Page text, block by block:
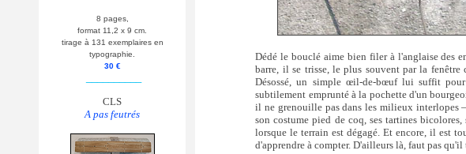
8 pages,
format 11,2 x 9 cm.
tirage à 131 exemplaires en
typographie.
30 €
CLS
A pas feutrés
Dédé le bouclé aime bien filer à l'anglaise des
barre, il se trisse, le plus souvent par la
Désossé, un simple œil-de-bœuf lui suffit
subtilement emprunté à la pochette d'un
il ne grenouille pas dans les milieux interlopes
son costume pied de coq, ses tartines
lorsque le terrain est dégagé. Et encore, il est
d'apprendre à compter. D'ailleurs là, faut pas